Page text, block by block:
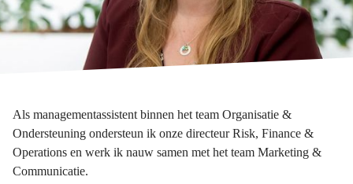
Als managementassistent binnen het team Organisatie &
Ondersteuning ondersteun ik onze directeur Risk, Finance &
Operations en werk ik nauw samen met het team Marketing &
Communicatie.